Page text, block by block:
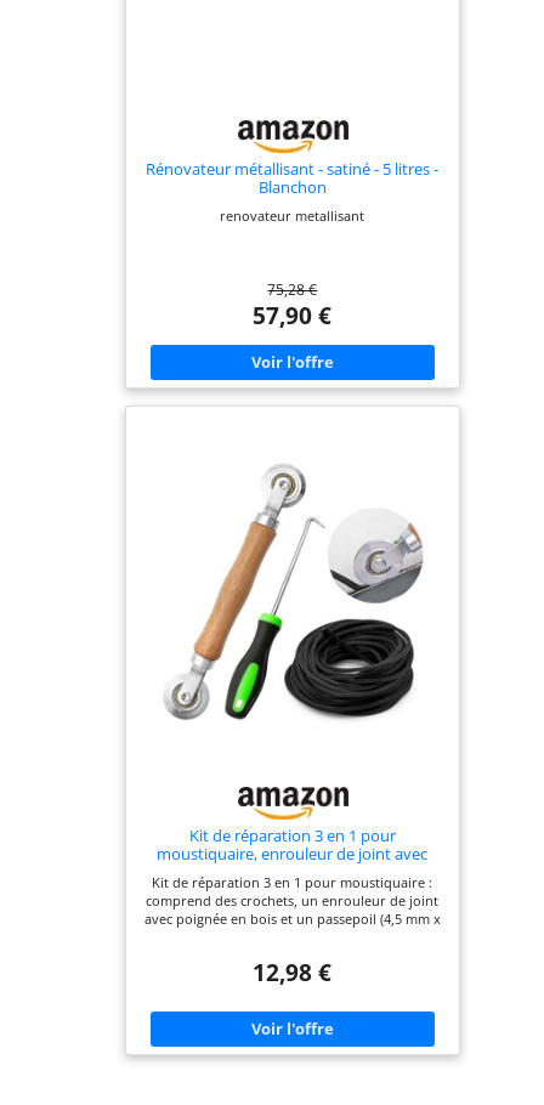
Rénovateur métallisant - satiné - 5 litres -
Blanchon
renovateur metallisant
75,28 €
57,90 €
Kit de réparation 3 en 1 pour
moustiquaire, enrouleur de joint avec
poignée en bois, bandes passepoilées,
crochets et passepoil 4,5 mm x 15 m, outil
de rénovation de moustiquaire, pour
fenêtres et
Kit de réparation 3 en 1 pour moustiquaire :
comprend des crochets, un enrouleur de joint
avec poignée en bois et un passepoil (4,5 mm x
idéal pour enlever les anciennes bandes
caoutchouc - Permet d'économiser du temps et
de l'énergie lors de la réparation. Outil
confortable pour les bricoleurs : la poignée en
bois tient confortablement dans la main, la
12,98 €